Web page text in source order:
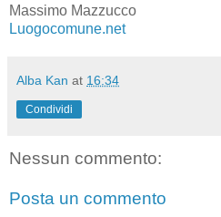
Massimo Mazzucco
Luogocomune.net
Alba Kan at 16:34
Condividi
Nessun commento:
Posta un commento